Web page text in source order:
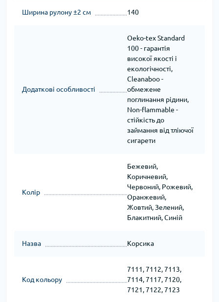
Ширина рулону ±2 см 140
Додаткові особливості
Oeko-tex Standard
100 - гарантія
високої якості і
екологічності,
Cleanaboo -
обмежене
поглинання рідини,
Non-flammable -
стійкість до
займання від тліючої
сигарети
Колір
Бежевий,
Коричневий,
Червоний, Рожевий,
Оранжевий,
Жовтий, Зелений,
Блакитний, Синій
Назва Корсика
Код кольору
7111, 7112, 7113,
7114, 7117, 7120,
7121, 7122, 7123